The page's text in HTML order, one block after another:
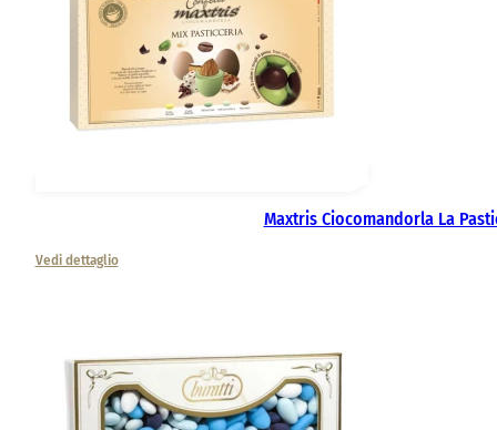
Maxtris Ciocomandorla La
Vedi dettaglio